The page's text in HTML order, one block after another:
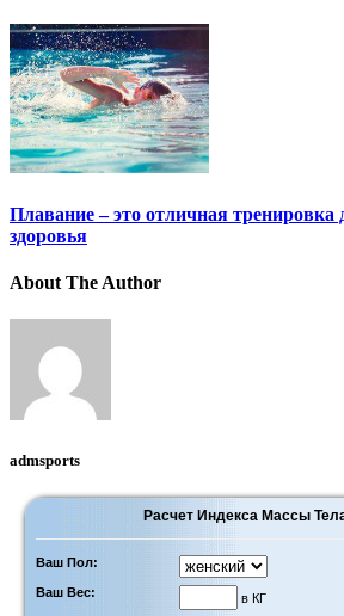
Плавание – это отличная тренировка
здоровья
About The Author
admsports
Расчет Индекса Массы
Ваш Пол:
Ваш Вес:
в КГ